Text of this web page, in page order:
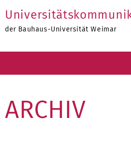
der Bauhaus-Universität Weimar
ARCHIV